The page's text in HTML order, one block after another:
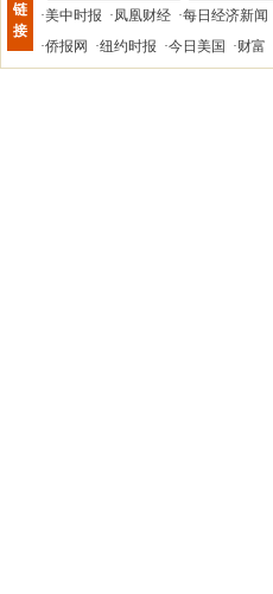
链
接
·美中时报 ·凤凰财经 ·每日经济新闻
·侨报网 ·纽约时报 ·今日美国 ·财富